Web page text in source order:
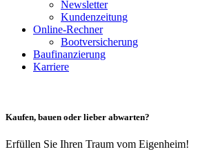
Newsletter
Kundenzeitung
Online-Rechner
Bootversicherung
Baufinanzierung
Karriere
Kaufen, bauen oder lieber abwarten?
Erfüllen Sie Ihren Traum vom Eigenheim!